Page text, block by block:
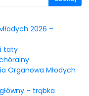
2026 –
taty
Organowa Młodych
– trąbka